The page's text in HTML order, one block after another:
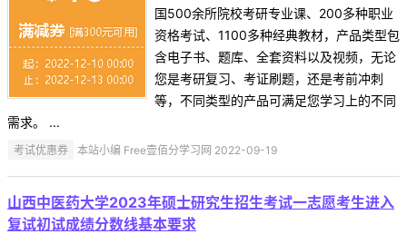
国500余所院校考研专业课、200多种职业
资格考试、1100多种经典教材，产品类型包
含电子书、题库、全套资料以及视频，无论
您是考研复习、考证刷题，还是考前冲刺
等，不同类型的产品可满足您学习上的不同
需求。 ...
考试优惠券 本站小编 Free壹佰分学习网 2022-09-19
山西中医药大学2023年硕士研究生招生考试一志愿考生进入
复试初试成绩分数线基本要求